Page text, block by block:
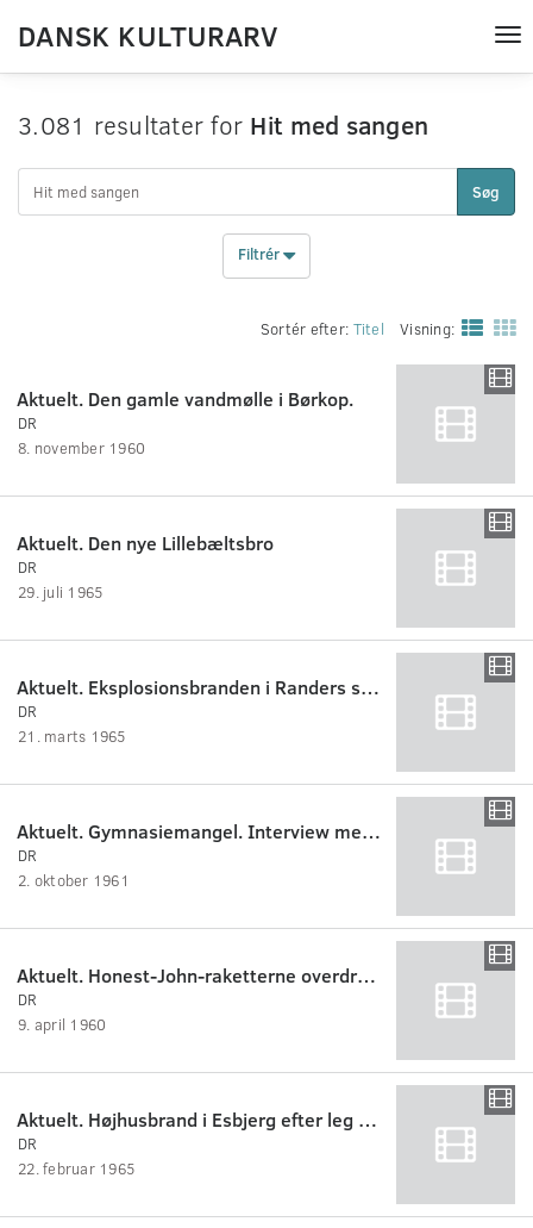
DANSK KULTURARV
3.081 resultater for Hit med sangen
Søg
Filtrér
Sortér efter: Titel Visning:
Aktuelt. Den gamle vandmølle i Børkop.
DR
8. november 1960
Aktuelt. Den nye Lillebæltsbro
DR
29. juli 1965
Aktuelt. Eksplosionsbranden i Randers skyldes måske sprængstoffer i lejligheden.
DR
21. marts 1965
Aktuelt. Gymnasiemangel. Interview med rektor Ahm, Esbjerg statsskole.
DR
2. oktober 1961
Aktuelt. Honest-John-raketterne overdrages af Val Peterson.
DR
9. april 1960
Aktuelt. Højhusbrand i Esbjerg efter leg med raket
DR
22. februar 1965